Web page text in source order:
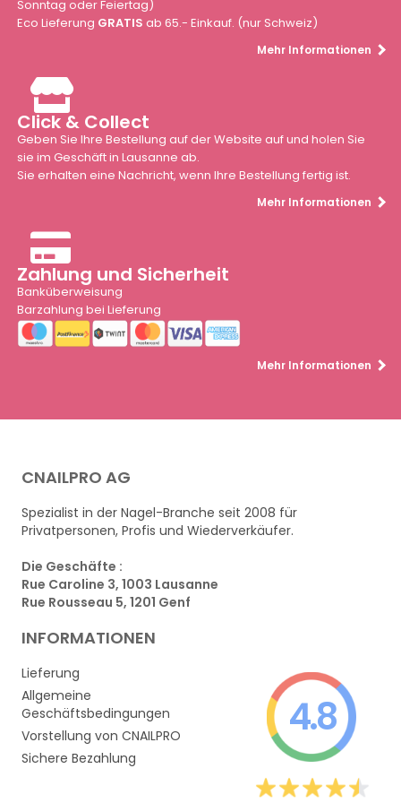
Sonntag oder Feiertag)
Eco Lieferung GRATIS ab 65.- Einkauf. (nur Schweiz)
Mehr Informationen
Click & Collect
Geben Sie Ihre Bestellung auf der Website auf und holen Sie
sie im Geschäft in Lausanne ab.
Sie erhalten eine Nachricht, wenn Ihre Bestellung fertig ist.
Mehr Informationen
Zahlung und Sicherheit
Banküberweisung
Barzahlung bei Lieferung
Mehr Informationen
CNAILPRO AG
Spezialist in der Nagel-Branche seit 2008 für
Privatpersonen, Profis und Wiederverkäufer.
Die Geschäfte :
Rue Caroline 3, 1003 Lausanne
Rue Rousseau 5, 1201 Genf
INFORMATIONEN
Lieferung
Allgemeine
Geschäftsbedingungen
Vorstellung von CNAILPRO
Sichere Bezahlung
4.8